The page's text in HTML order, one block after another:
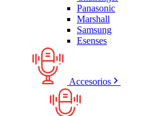
Panasonic
Marshall
Samsung
Esenses
Accesorios